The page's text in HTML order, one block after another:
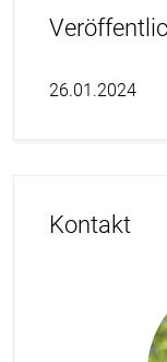
26.01.2024
Kontakt